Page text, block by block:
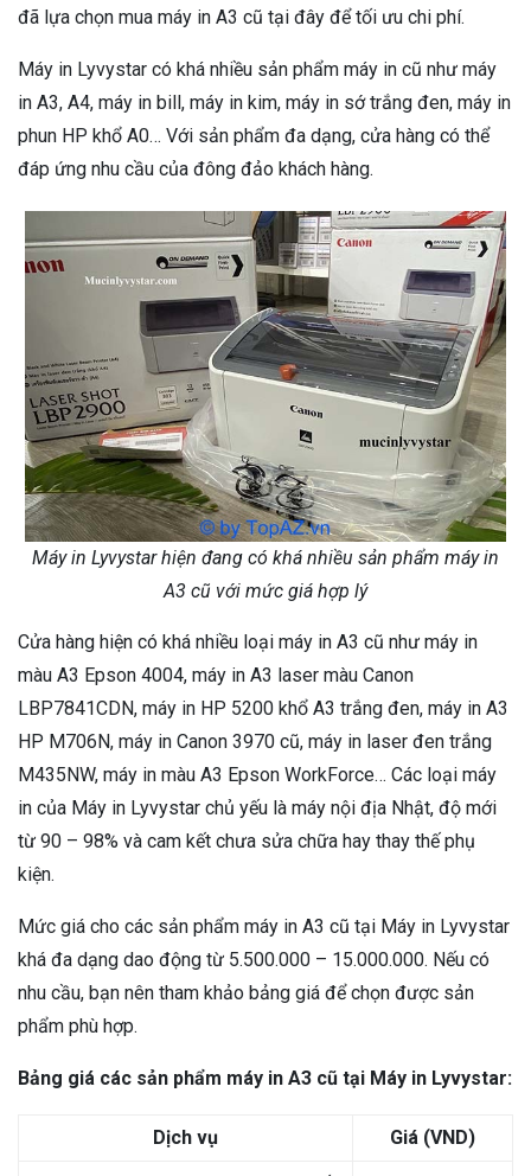
đã lựa chọn mua máy in A3 cũ tại đây để tối ưu chi phí.
Máy in Lyvystar có khá nhiều sản phẩm máy in cũ như máy
in A3, A4, máy in bill, máy in kim, máy in sớ trắng đen, máy in
phun HP khổ A0… Với sản phẩm đa dạng, cửa hàng có thể
đáp ứng nhu cầu của đông đảo khách hàng.
Máy in Lyvystar hiện đang có khá nhiều sản phẩm máy in
A3 cũ với mức giá hợp lý
Cửa hàng hiện có khá nhiều loại máy in A3 cũ như máy in
màu A3 Epson 4004, máy in A3 laser màu Canon
LBP7841CDN, máy in HP 5200 khổ A3 trắng đen, máy in A3
HP M706N, máy in Canon 3970 cũ, máy in laser đen trắng
M435NW, máy in màu A3 Epson WorkForce… Các loại máy
in của Máy in Lyvystar chủ yếu là máy nội địa Nhật, độ mới
từ 90 – 98% và cam kết chưa sửa chữa hay thay thế phụ
kiện.
Mức giá cho các sản phẩm máy in A3 cũ tại Máy in Lyvystar
khá đa dạng dao động từ 5.500.000 – 15.000.000. Nếu có
nhu cầu, bạn nên tham khảo bảng giá để chọn được sản
phẩm phù hợp.
Bảng giá các sản phẩm máy in A3 cũ tại Máy in Lyvystar:
Dịch vụ Giá (VND)